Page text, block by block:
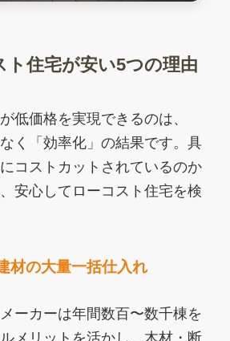
ト住宅が安い5つの理由
低価格を実現できるのは、
なく「効率化」の結果です。具
コストカットされているのか
安心してローコスト住宅を検
材の大量一括仕入れ
ーカーは年間数百〜数千棟を
メリットを活かし、木材・断